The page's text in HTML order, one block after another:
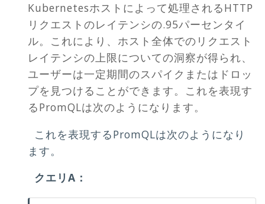
Kubernetesホストによって処理されるHTTP
リクエストのレイテンシの.95パーセンタイ
ル。これにより、ホスト全体でのリクエスト
レイテンシの上限についての洞察が得られ、
ユーザーは一定期間のスパイクまたはドロッ
プを見つけることができます。これを表現す
るPromQLは次のようになります。
これを表現するPromQLは次のようになり
ます。
クエリA：